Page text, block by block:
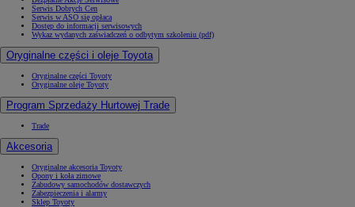
Serwis Dobrych Cen
Serwis w ASO się opłaca
Dostęp do informacji serwisowych
Wykaz wydanych zaświadczeń o odbytym szkoleniu (pdf)
Oryginalne części i oleje Toyota
Oryginalne części Toyoty
Oryginalne oleje Toyoty
Program Sprzedaży Hurtowej Trade
Trade
Akcesoria
Oryginalne akcesoria Toyoty
Opony i koła zimowe
Zabudowy samochodów dostawczych
Zabezpieczenia i alarmy
Sklep Toyoty